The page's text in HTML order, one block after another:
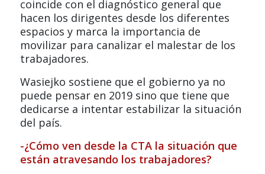
coincide con el diagnóstico general que
hacen los dirigentes desde los diferentes
espacios y marca la importancia de
movilizar para canalizar el malestar de los
trabajadores.
Wasiejko sostiene que el gobierno ya no
puede pensar en 2019 sino que tiene que
dedicarse a intentar estabilizar la situación
del país.
-¿Cómo ven desde la CTA la situación que
están atravesando los trabajadores?